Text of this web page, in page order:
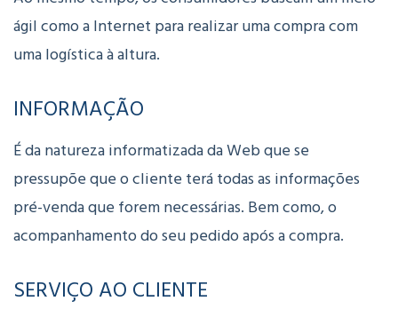
ágil como a Internet para realizar uma compra com
uma logística à altura.
INFORMAÇÃO
É da natureza informatizada da Web que se
pressupõe que o cliente terá todas as informações
pré-venda que forem necessárias. Bem como, o
acompanhamento do seu pedido após a compra.
SERVIÇO AO CLIENTE